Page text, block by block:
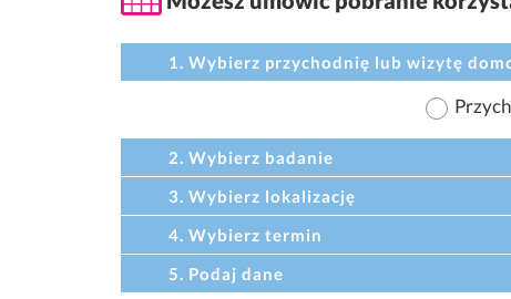
1. Wybierz przychodnię lub wizytę
2. Wybierz badanie
3. Wybierz lokalizację
4. Wybierz termin
5. Podaj dane